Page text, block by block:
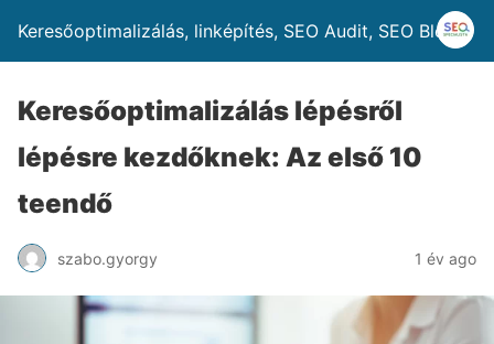
Keresőoptimalizálás, linképítés, SEO Audit, SEO Blog
Keresőoptimalizálás lépésről
lépésre kezdőknek: Az első 10
teendő
szabo.gyorgy 1 év ago